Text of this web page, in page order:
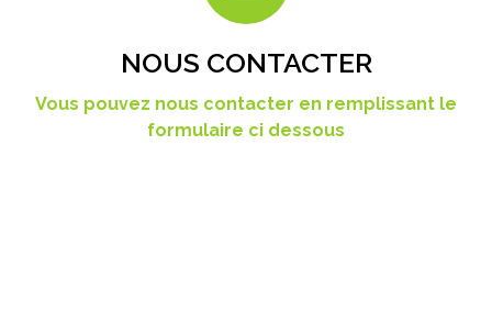
NOUS CONTACTER
Vous pouvez nous contacter en remplissant le
formulaire ci dessous